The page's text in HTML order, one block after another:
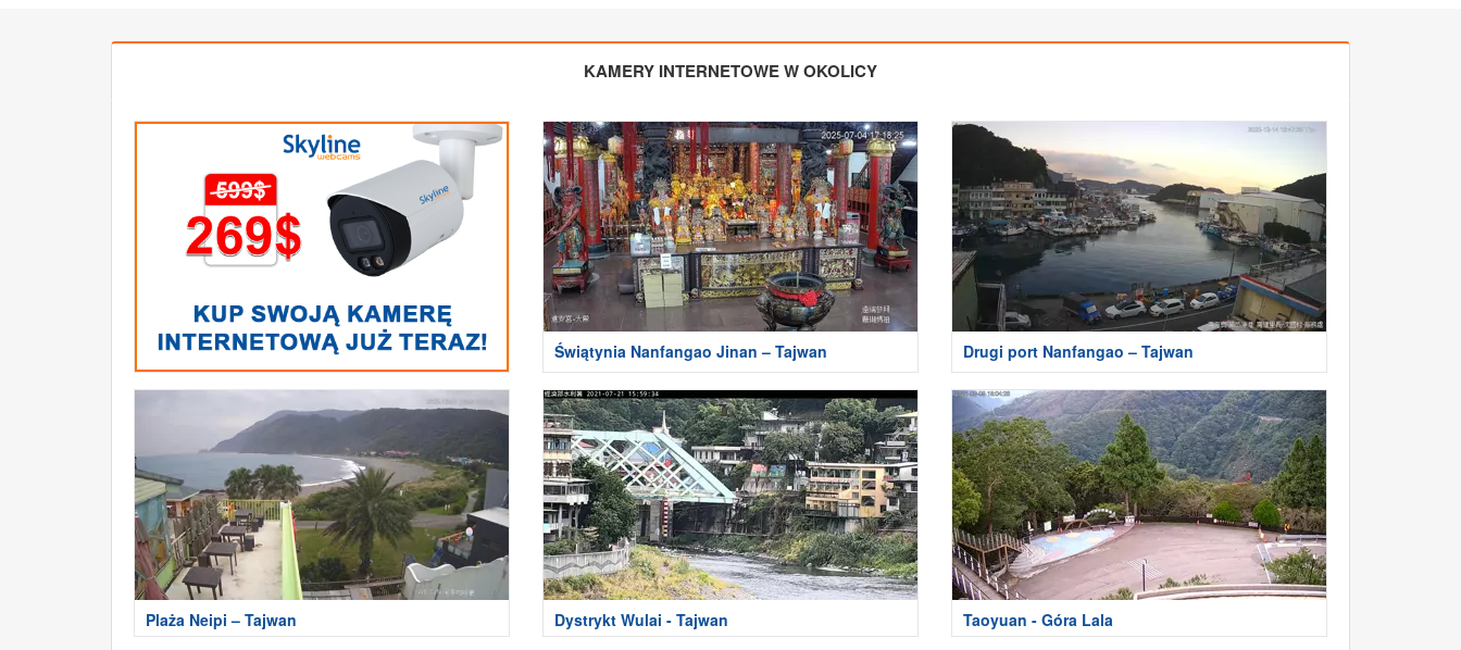
KAMERY INTERNETOWE W OKOLICY
Świątynia Nanfangao Jinan – Tajwan Drugi port Nanfangao – Tajwan
Plaża Neipi – Tajwan Dystrykt Wulai - Tajwan Taoyuan - Góra Lala